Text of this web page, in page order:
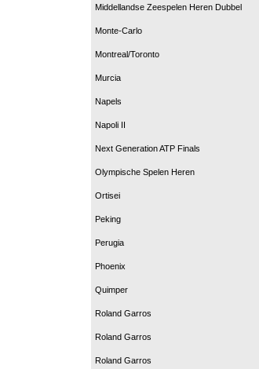
Middellandse Zeespelen Heren Dubbel
Monte-Carlo
Montreal/Toronto
Murcia
Napels
Napoli II
Next Generation ATP Finals
Olympische Spelen Heren
Ortisei
Peking
Perugia
Phoenix
Quimper
Roland Garros
Roland Garros
Roland Garros